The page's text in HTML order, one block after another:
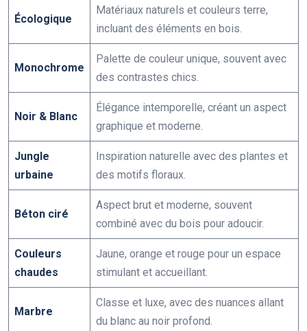
Écologique
Matériaux naturels et couleurs terre,
incluant des éléments en bois.
Monochrome
Palette de couleur unique, souvent avec
des contrastes chics.
Noir & Blanc
Élégance intemporelle, créant un aspect
graphique et moderne.
Jungle
urbaine
Inspiration naturelle avec des plantes et
des motifs floraux.
Béton ciré
Aspect brut et moderne, souvent
combiné avec du bois pour adoucir.
Couleurs
chaudes
Jaune, orange et rouge pour un espace
stimulant et accueillant.
Marbre
Classe et luxe, avec des nuances allant
du blanc au noir profond.